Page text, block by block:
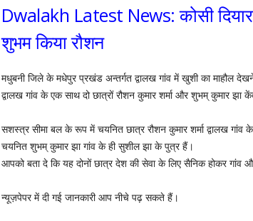
Dwalakh Latest News: कोसी
शुभम किया रौशन
मधुबनी जिले के मधेपुर प्रखंड अन्तर्गत द्वालख गांव में खुशी का माहौल
द्वालख गांव के एक साथ दो छात्रों रौशन कुमार शर्मा और शुभम् कुमार झा
सशस्त्र सीमा बल के रूप में चयनित छात्र रौशन कुमार शर्मा द्वालख
चयनित शुभम् कुमार झा गांव के ही सुशील झा के पुत्र हैं।
आपको बता दे कि यह दोनों छात्र देश की सेवा के लिए सैनिक होकर गांव
न्यूज़पेपर में दी गई जानकारी आप नीचे पढ़ सकते हैं।